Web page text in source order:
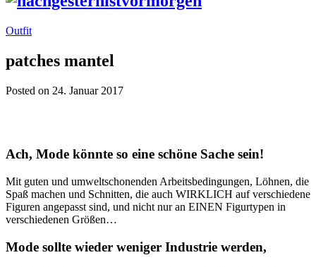
Outfit
patches mantel
Posted on 24. Januar 2017
Ach, Mode könnte so eine schöne Sache sein!
Mit guten und umweltschonenden Arbeitsbedingungen, Löhnen, die
Spaß machen und Schnitten, die auch WIRKLICH auf verschiedene
Figuren angepasst sind, und nicht nur an EINEN Figurtypen in
verschiedenen Größen…
Mode sollte wieder weniger Industrie werden,